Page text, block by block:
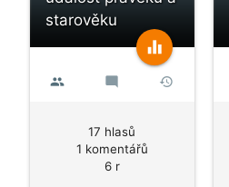
starověku
equalizer
people mode_comment history
17 hlasů
1 komentářů
6 r